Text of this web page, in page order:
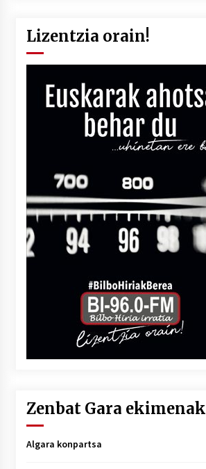
Lizentzia orain!
Zenbat Gara ekimenak
Algara konpartsa